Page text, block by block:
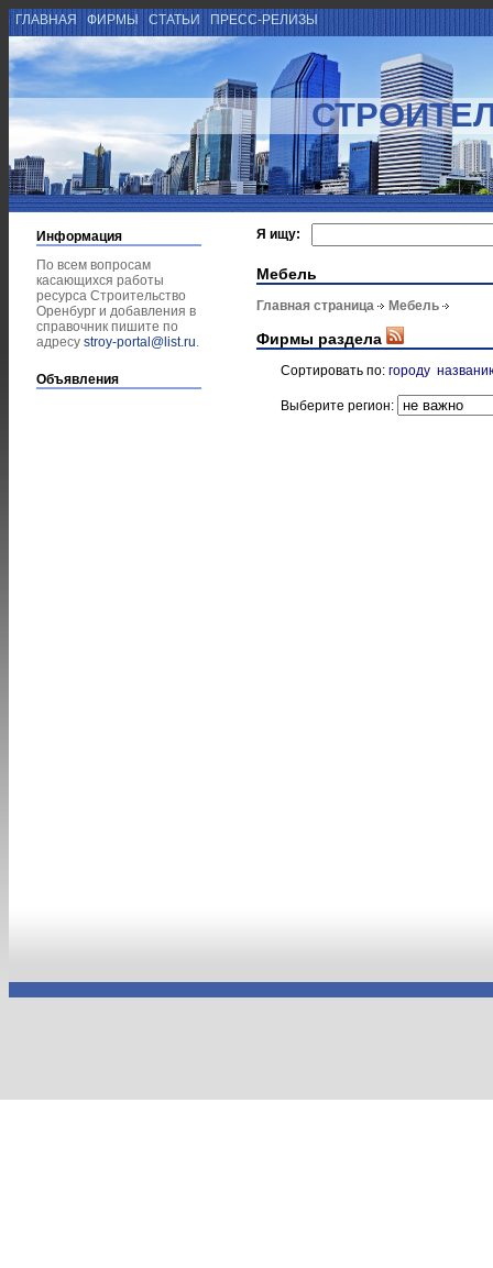
ГЛАВНАЯ ФИРМЫ СТАТЬИ ПРЕСС-РЕЛИЗЫ
Информация
По всем вопросам
касающихся работы
ресурса Строительство
Оренбург и добавления в
справочник пишите по
адресу stroy-portal@list.ru.
Объявления
Я ищу:
Мебель
Главная страница Мебель
Фирмы раздела
Сортировать по: городу
Выберите регион: